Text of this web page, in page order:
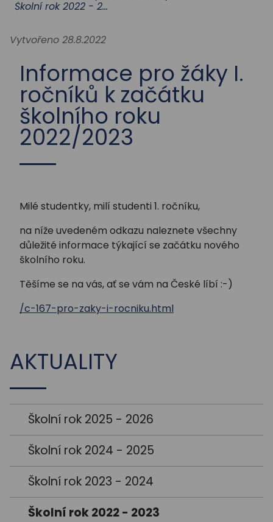
Školní rok 2022 - 2023
Vytvořeno 28.8.2022
Informace pro žáky I.
ročníků k začátku
školního roku
2022/2023
Milé studentky, milí studenti 1. ročníku,
na níže uvedeném odkazu naleznete všechny
důležité informace týkající se začátku nového
školního roku.
Těšíme se na vás, ať se vám na České líbí :-)
/c-167-pro-zaky-i-rocniku.html
AKTUALITY
Školní rok 2025 - 2026
Školní rok 2024 - 2025
Školní rok 2023 - 2024
Školní rok 2022 - 2023